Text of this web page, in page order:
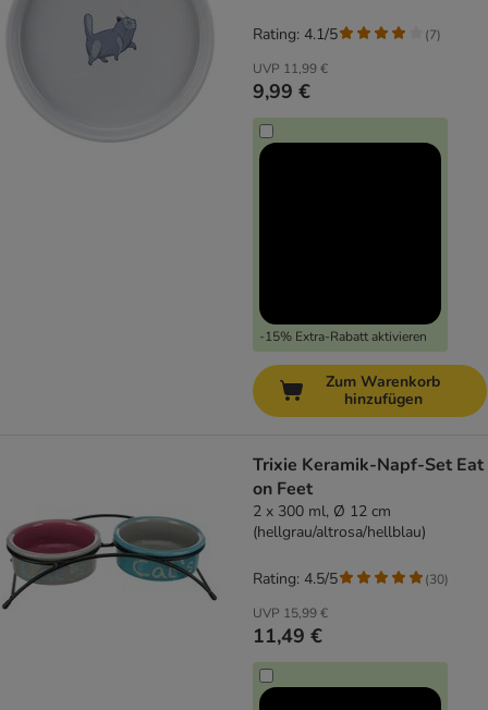
UVP 11,99 €
9,99 €
-15% Extra-Rabatt aktivieren
Rating: 4.1/5 (7)
Zum Warenkorb
hinzufügen
Trixie Keramik-Napf-Set Eat
on Feet
2 x 300 ml, Ø 12 cm
(hellgrau/altrosa/hellblau)
UVP 15,99 €
11,49 €
Rating: 4.5/5 (30)